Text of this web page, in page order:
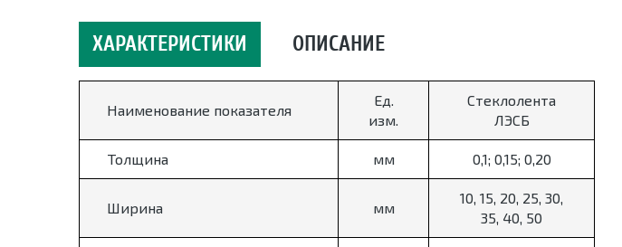
ХАРАКТЕРИСТИКИ ОПИСАНИЕ
Наименование показателя
Ед.
изм.
Стеклолента
ЛЭСБ
Толщина мм 0,1; 0,15; 0,20
Ширина мм
10, 15, 20, 25, 30,
35, 40, 50